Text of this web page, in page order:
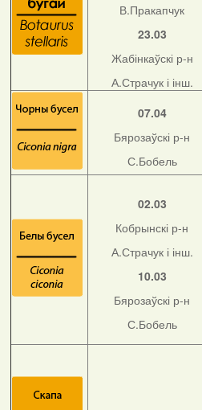
В.Пракапчук
23.03
Жабінкаўскі р-н
А.Страчук і інш.
07.04
Бярозаўскі р-н
С.Бобель
02.03
Кобрынскі р-н
А.Страчук і інш.
10.03
Бярозаўскі р-н
С.Бобель